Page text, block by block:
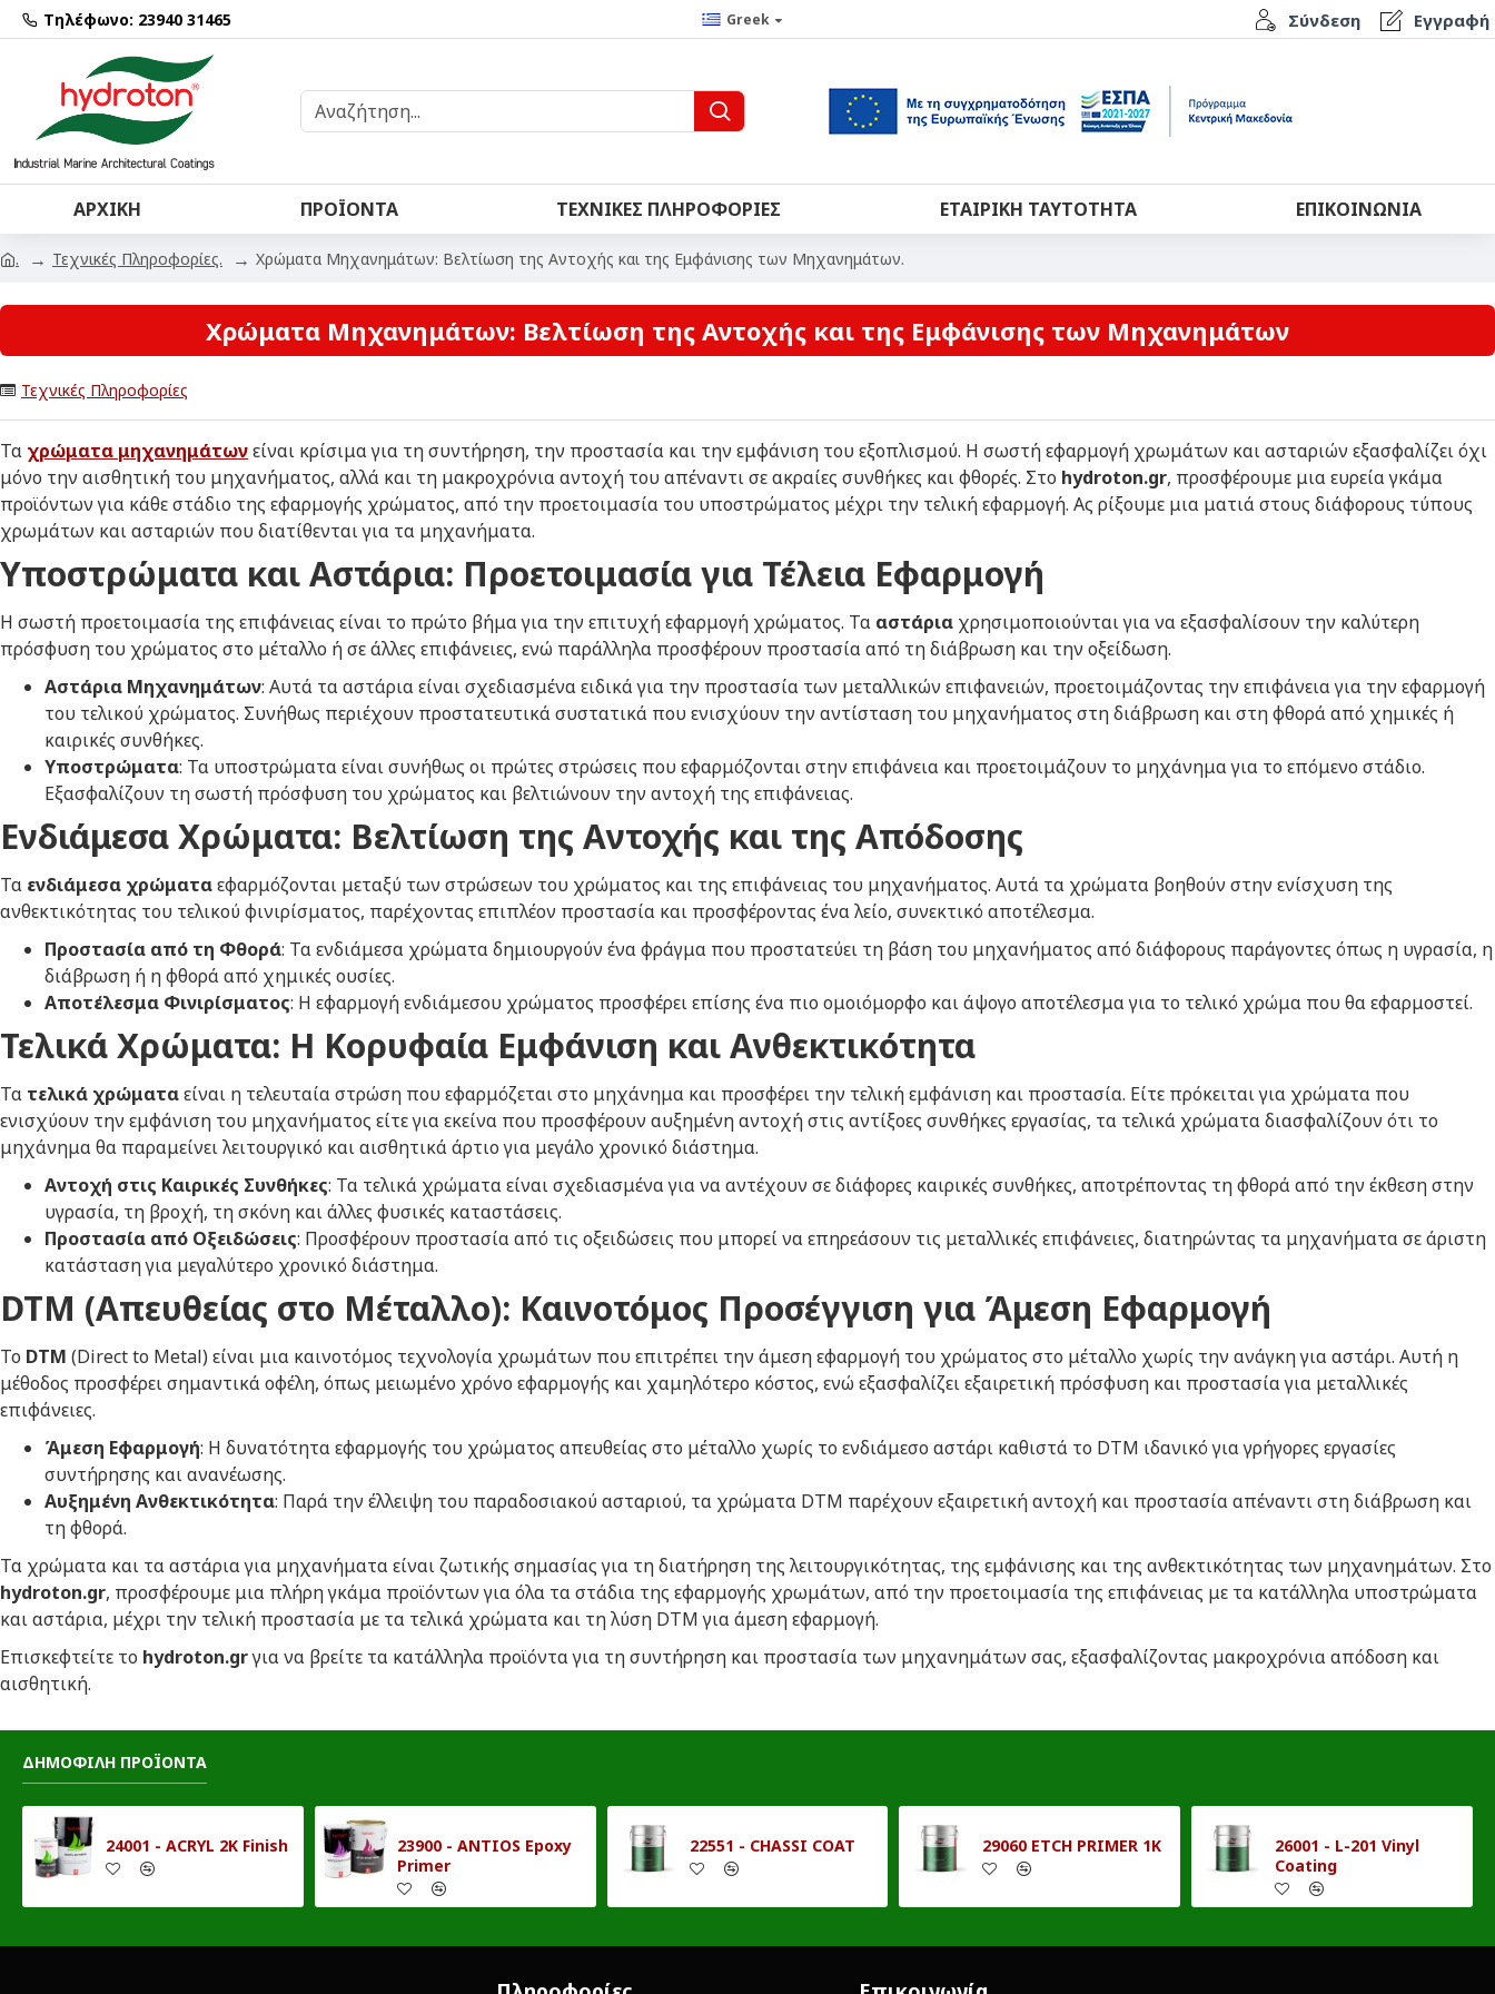
Τηλέφωνο: 23940 31465 Greek Σύνδεση Εγγραφή
ΑΡΧΙΚΉ ΠΡΟΪΌΝΤΑ ΤΕΧΝΙΚΈΣ ΠΛΗΡΟΦΟΡΊΕΣ ΕΤΑΙΡΙΚΉ ΤΑΥΤΌΤΗΤΑ ΕΠΙΚΟΙΝΩΝΊΑ
. Τεχνικές Πληροφορίες. Χρώματα Μηχανημάτων: Βελτίωση της Αντοχής και της Εμφάνισης των Μηχανημάτων.
Χρώματα Μηχανημάτων: Βελτίωση της Αντοχής και της Εμφάνισης των Μηχανημάτων
Τεχνικές Πληροφορίες
Τα χρώματα μηχανημάτωνείναι κρίσιμα για τη συντήρηση, την προστασία και την εμφάνιση του εξοπλισμού. Η σωστή εφαρμογή χρωμάτων και ασταριών εξασφαλίζει όχι
μόνο την αισθητική του μηχανήματος, αλλά και τη μακροχρόνια αντοχή του απέναντι σε ακραίες συνθήκες και φθορές. Στο hydroton.gr, προσφέρουμε μια ευρεία γκάμα
προϊόντων για κάθε στάδιο της εφαρμογής χρώματος, από την προετοιμασία του υποστρώματος μέχρι την τελική εφαρμογή. Ας ρίξουμε μια ματιά στους διάφορους τύπους
χρωμάτων και ασταριών που διατίθενται για τα μηχανήματα.
Υποστρώματα και Αστάρια: Προετοιμασία για Τέλεια Εφαρμογή
Η σωστή προετοιμασία της επιφάνειας είναι το πρώτο βήμα για την επιτυχή εφαρμογή χρώματος. Τα αστάρια χρησιμοποιούνται για να εξασφαλίσουν την καλύτερη
πρόσφυση του χρώματος στο μέταλλο ή σε άλλες επιφάνειες, ενώ παράλληλα προσφέρουν προστασία από τη διάβρωση και την οξείδωση.
Αστάρια Μηχανημάτων: Αυτά τα αστάρια είναι σχεδιασμένα ειδικά για την προστασία των μεταλλικών επιφανειών, προετοιμάζοντας την επιφάνεια για την εφαρμογή
του τελικού χρώματος. Συνήθως περιέχουν προστατευτικά συστατικά που ενισχύουν την αντίσταση του μηχανήματος στη διάβρωση και στη φθορά από χημικές ή
καιρικές συνθήκες.
Υποστρώματα: Τα υποστρώματα είναι συνήθως οι πρώτες στρώσεις που εφαρμόζονται στην επιφάνεια και προετοιμάζουν το μηχάνημα για το επόμενο στάδιο.
Εξασφαλίζουν τη σωστή πρόσφυση του χρώματος και βελτιώνουν την αντοχή της επιφάνειας.
Ενδιάμεσα Χρώματα: Βελτίωση της Αντοχής και της Απόδοσης
Τα ενδιάμεσα χρώματαεφαρμόζονται μεταξύ των στρώσεων του χρώματος και της επιφάνειας του μηχανήματος. Αυτά τα χρώματα βοηθούν στην ενίσχυση της
ανθεκτικότητας του τελικού φινιρίσματος, παρέχοντας επιπλέον προστασία και προσφέροντας ένα λείο, συνεκτικό αποτέλεσμα.
Προστασία από τη Φθορά: Τα ενδιάμεσα χρώματα δημιουργούν ένα φράγμα που προστατεύει τη βάση του μηχανήματος από διάφορους παράγοντες όπως η υγρασία, η
διάβρωση ή η φθορά από χημικές ουσίες.
Αποτέλεσμα Φινιρίσματος: Η εφαρμογή ενδιάμεσου χρώματος προσφέρει επίσης ένα πιο ομοιόμορφο και άψογο αποτέλεσμα για το τελικό χρώμα που θα εφαρμοστεί.
Τελικά Χρώματα: Η Κορυφαία Εμφάνιση και Ανθεκτικότητα
Τα τελικά χρώματαείναι η τελευταία στρώση που εφαρμόζεται στο μηχάνημα και προσφέρει την τελική εμφάνιση και προστασία. Είτε πρόκειται για χρώματα που
ενισχύουν την εμφάνιση του μηχανήματος είτε για εκείνα που προσφέρουν αυξημένη αντοχή στις αντίξοες συνθήκες εργασίας, τα τελικά χρώματα διασφαλίζουν ότι το
μηχάνημα θα παραμείνει λειτουργικό και αισθητικά άρτιο για μεγάλο χρονικό διάστημα.
Αντοχή στις Καιρικές Συνθήκες: Τα τελικά χρώματα είναι σχεδιασμένα για να αντέχουν σε διάφορες καιρικές συνθήκες, αποτρέποντας τη φθορά από την έκθεση στην
υγρασία, τη βροχή, τη σκόνη και άλλες φυσικές καταστάσεις.
Προστασία από Οξειδώσεις: Προσφέρουν προστασία από τις οξειδώσεις που μπορεί να επηρεάσουν τις μεταλλικές επιφάνειες, διατηρώντας τα μηχανήματα σε άριστη
κατάσταση για μεγαλύτερο χρονικό διάστημα.
DTM (Απευθείας στο Μέταλλο): Καινοτόμος Προσέγγιση για Άμεση Εφαρμογή
Το DTM (Direct to Metal) είναι μια καινοτόμος τεχνολογία χρωμάτων που επιτρέπει την άμεση εφαρμογή του χρώματος στο μέταλλο χωρίς την ανάγκη για αστάρι. Αυτή η
μέθοδος προσφέρει σημαντικά οφέλη, όπως μειωμένο χρόνο εφαρμογής και χαμηλότερο κόστος, ενώ εξασφαλίζει εξαιρετική πρόσφυση και προστασία για μεταλλικές
επιφάνειες.
Άμεση Εφαρμογή: Η δυνατότητα εφαρμογής του χρώματος απευθείας στο μέταλλο χωρίς το ενδιάμεσο αστάρι καθιστά το DTM ιδανικό για γρήγορες εργασίες
συντήρησης και ανανέωσης.
Αυξημένη Ανθεκτικότητα: Παρά την έλλειψη του παραδοσιακού ασταριού, τα χρώματα DTM παρέχουν εξαιρετική αντοχή και προστασία απέναντι στη διάβρωση και
τη φθορά.
Τα χρώματα και τα αστάρια για μηχανήματα είναι ζωτικής σημασίας για τη διατήρηση της λειτουργικότητας, της εμφάνισης και της ανθεκτικότητας των μηχανημάτων. Στο
hydroton.gr, προσφέρουμε μια πλήρη γκάμα προϊόντων για όλα τα στάδια της εφαρμογής χρωμάτων, από την προετοιμασία της επιφάνειας με τα κατάλληλα υποστρώματα
και αστάρια, μέχρι την τελική προστασία με τα τελικά χρώματα και τη λύση DTMγια άμεση εφαρμογή.
Επισκεφτείτε το hydroton.grγια να βρείτε τα κατάλληλα προϊόντα για τη συντήρηση και προστασία των μηχανημάτων σας, εξασφαλίζοντας μακροχρόνια απόδοση και
αισθητική.
ΔΗΜΟΦΙΛΗ ΠΡΟΪΟΝΤΑ
24001 - ACRYL 2K Finish
23900 - ANTIOS Epoxy
Primer
22551 - CHASSI COAT 29060 ETCH PRIMER 1K
26001 - L-201 Vinyl
Coating